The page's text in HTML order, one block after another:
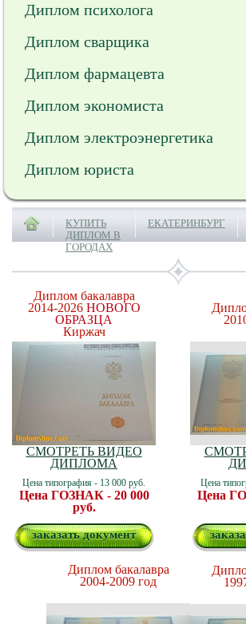
Диплом психолога
Диплом сварщика
Диплом фармацевта
Диплом экономиста
Диплом электроэнергетика
Диплом юриста
КУПИТЬ
ДИПЛОМ В
ГОРОДАХ
ЕКАТЕРИНБУРГ
Диплом бакалавра
2014-2026 НОВОГО
ОБРАЗЦА
Киржач
СМОТРЕТЬ ВИДЕО
ДИПЛОМА
Цена типография - 13 000 руб.
Цена ГОЗНАК - 20 000
руб.
заказать документ
Цена
Цена
Диплом бакалавра
2004-2009 год